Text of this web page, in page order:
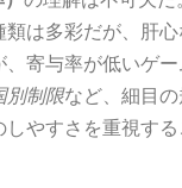
は多彩だが、肝
寄与率が低いゲ
別制限など、細目
やすさを重視す